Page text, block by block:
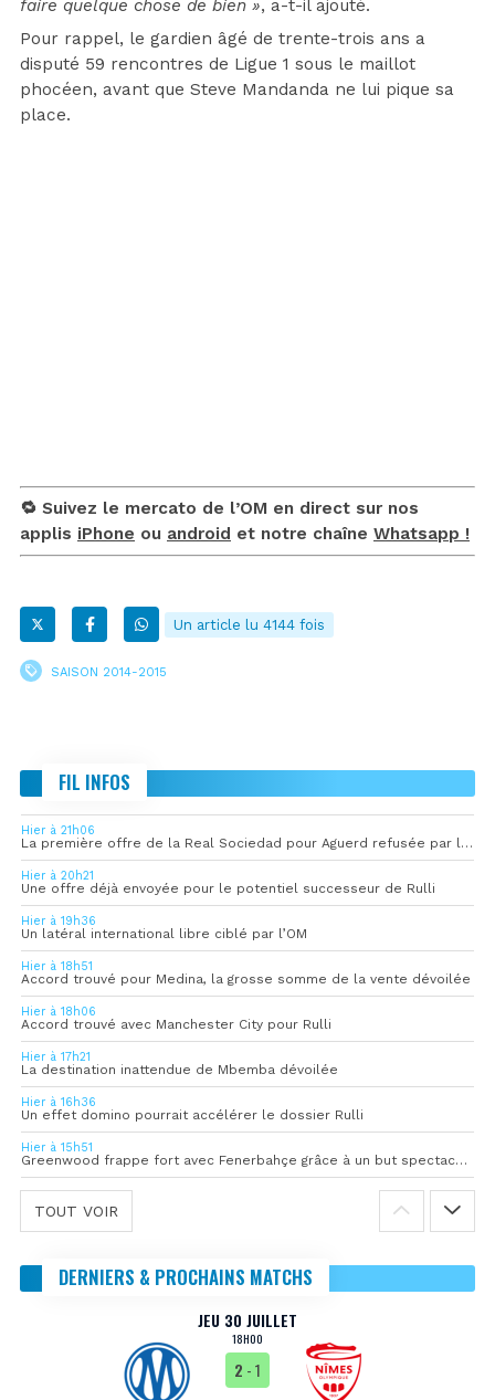
faire quelque chose de bien », a-t-il ajouté.
Pour rappel, le gardien âgé de trente-trois ans a
disputé 59 rencontres de Ligue 1 sous le maillot
phocéen, avant que Steve Mandanda ne lui pique sa
place.
🔁 Suivez le mercato de l’OM en direct sur nos
applis iPhone ou android et notre chaîne Whatsapp !
Un article lu 4144 fois
SAISON 2014-2015
FIL INFOS
Hier à 21h06
La première offre de la Real Sociedad pour Aguerd refusée par l’OM
Hier à 20h21
Une offre déjà envoyée pour le potentiel successeur de Rulli
Hier à 19h36
Un latéral international libre ciblé par l’OM
Hier à 18h51
Accord trouvé pour Medina, la grosse somme de la vente dévoilée
Hier à 18h06
Accord trouvé avec Manchester City pour Rulli
Hier à 17h21
La destination inattendue de Mbemba dévoilée
Hier à 16h36
Un effet domino pourrait accélérer le dossier Rulli
Hier à 15h51
Greenwood frappe fort avec Fenerbahçe grâce à un but spectaculaire
TOUT VOIR
DERNIERS & PROCHAINS MATCHS
JEU 30 JUILLET
18H00
2 - 1